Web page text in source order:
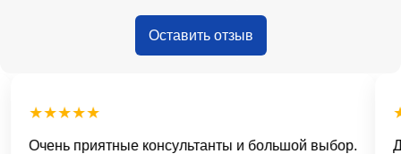
Оставить отзыв
★★★★★
Очень приятные консультанты и большой выбор.